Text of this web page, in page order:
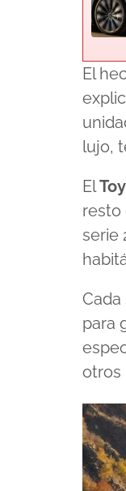
El
lujo,
El
resto
serie
para
otros